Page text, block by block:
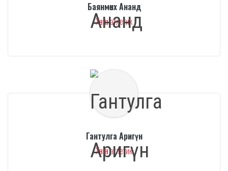
Баянмөнх Ананд
Хөнгөн атлетик
Гантулга Аригүн
Хөнгөн атлетик